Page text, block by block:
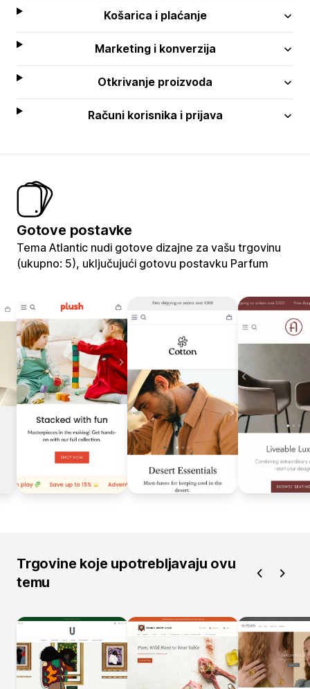
Košarica i plaćanje
Marketing i konverzija
Otkrivanje proizvoda
Računi korisnika i prijava
Gotove postavke
Tema Atlantic nudi gotove dizajne za vašu trgovinu
(ukupno: 5), uključujući gotovu postavku Parfum
Trgovine koje upotrebljavaju ovu
temu